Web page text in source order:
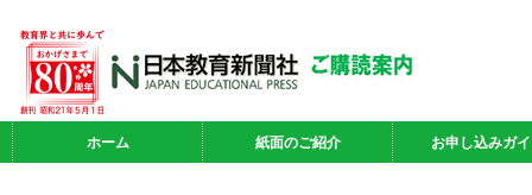
ホーム 紙面のご紹介 お申し込みガ